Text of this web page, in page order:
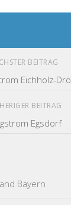
BEITRAG
Eichholz-Drö
BEITRAG
Egsdorf
Bayern